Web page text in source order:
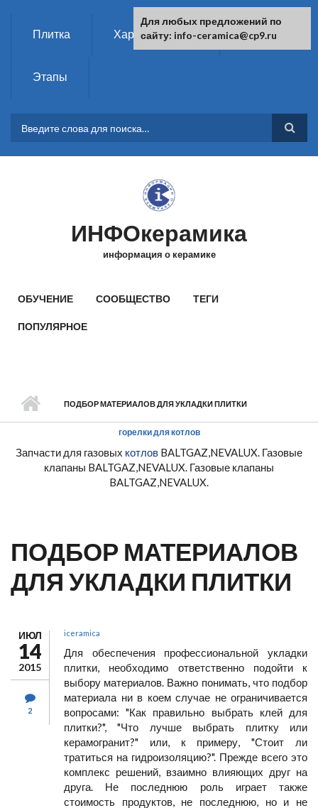
Перейти к основному содержанию
Плитка Характеристики Химия
Этапы
ФОРМА ПОИСКА
ИНФОкерамика
информация о керамике
ОБУЧЕНИЕ СООБЩЕСТВО ТЕГИ
ПОПУЛЯРНОЕ
ПОДБОР МАТЕРИАЛОВ ДЛЯ УКЛАДКИ ПЛИТКИ
горелки для котлов
Запчасти для газовых котлов BALTGAZ,NEVALUX. Газовые
клапаны BALTGAZ,NEVALUX. Газовые клапаны
BALTGAZ,NEVALUX.
ПОДБОР МАТЕРИАЛОВ
ДЛЯ УКЛАДКИ ПЛИТКИ
ИЮЛ
14
2015
2
iceramica
Для обеспечения профессиональной укладки
плитки, необходимо ответственно подойти к
выбору материалов. Важно понимать, что подбор
материала ни в коем случае не ограничивается
вопросами: "Как правильно выбрать клей для
плитки?", "Что лучше выбрать плитку или
керамогранит?" или, к примеру, "Стоит ли
тратиться на гидроизоляцию?". Прежде всего это
комплекс решений, взаимно влияющих друг на
друга. Не последнюю роль играет также
стоимость продуктов, не последнюю, но и не
Для любых предложений по
сайту: info-ceramica@cp9.ru